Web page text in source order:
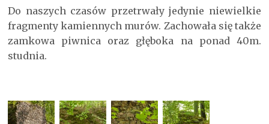
Do naszych czasów przetrwały jedynie niewielkie
fragmenty kamiennych murów. Zachowała się także
zamkowa piwnica oraz głęboka na ponad 40m.
studnia.